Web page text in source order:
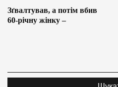
Зґвалтував, а потім вбив
60-річну жінку –